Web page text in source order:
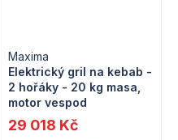
Elektrický gril na kebab -
2 hořáky - 20 kg masa,
motor vespod
Maxima
29 018 Kč